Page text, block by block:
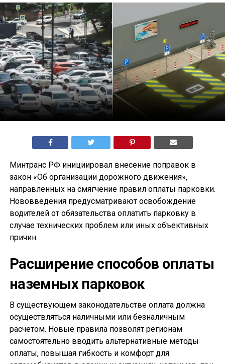
Минтранс РФ инициировал внесение поправок в
закон «Об организации дорожного движения»,
направленных на смягчение правил оплаты парковки.
Нововведения предусматривают освобождение
водителей от обязательства оплатить парковку в
случае технических проблем или иных объективных
причин.
Расширение способов оплаты
наземных парковок
В существующем законодательстве оплата должна
осуществляться наличными или безналичным
расчетом. Новые правила позволят регионам
самостоятельно вводить альтернативные методы
оплаты, повышая гибкость и комфорт для